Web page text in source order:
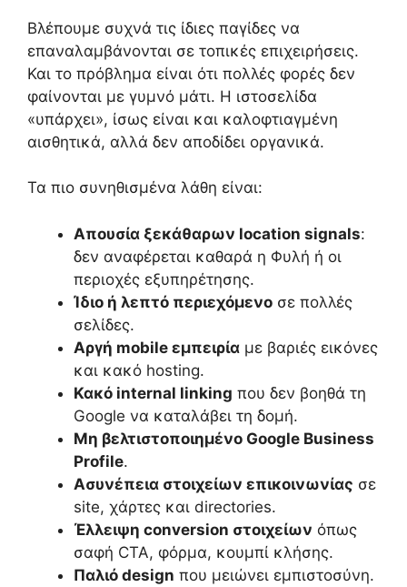
Βλέπουμε συχνά τις ίδιες παγίδες να
επαναλαμβάνονται σε τοπικές επιχειρήσεις.
Και το πρόβλημα είναι ότι πολλές φορές δεν
φαίνονται με γυμνό μάτι. Η ιστοσελίδα
«υπάρχει», ίσως είναι και καλοφτιαγμένη
αισθητικά, αλλά δεν αποδίδει οργανικά.
Τα πιο συνηθισμένα λάθη είναι:
Απουσία ξεκάθαρων location signals:
δεν αναφέρεται καθαρά η Φυλή ή οι
περιοχές εξυπηρέτησης.
Ίδιο ή λεπτό περιεχόμενο σε πολλές
σελίδες.
Αργή mobile εμπειρία με βαριές εικόνες
και κακό hosting.
Κακό internal linking που δεν βοηθά τη
Google να καταλάβει τη δομή.
Μη βελτιστοποιημένο Google Business
Profile.
Ασυνέπεια στοιχείων επικοινωνίας σε
site, χάρτες και directories.
Έλλειψη conversion στοιχείων όπως
σαφή CTA, φόρμα, κουμπί κλήσης.
Παλιό design που μειώνει εμπιστοσύνη.